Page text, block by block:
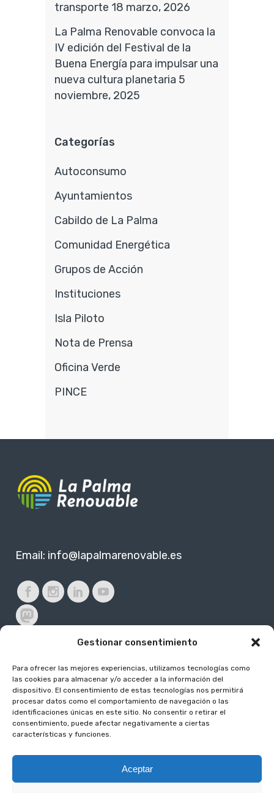
Gestionar consentimiento
Para ofrecer las mejores experiencias, utilizamos tecnologías como
las cookies para almacenar y/o acceder a la información del
dispositivo. El consentimiento de estas tecnologías nos permitirá
procesar datos como el comportamiento de navegación o las
identificaciones únicas en este sitio. No consentir o retirar el
consentimiento, puede afectar negativamente a ciertas
características y funciones.
Aceptar
transporte 18 marzo, 2026
La Palma Renovable convoca la
IV edición del Festival de la
Buena Energía para impulsar una
nueva cultura planetaria 5
noviembre, 2025
Categorías
Autoconsumo
Ayuntamientos
Cabildo de La Palma
Comunidad Energética
Grupos de Acción
Instituciones
Isla Piloto
Nota de Prensa
Oficina Verde
PINCE
Email: info@lapalmarenovable.es
Subvencionado por: